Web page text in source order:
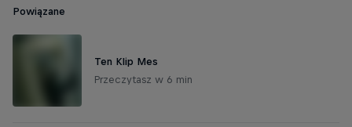
Powiązane
Ten Klip Mes
Przeczytasz w 6 min